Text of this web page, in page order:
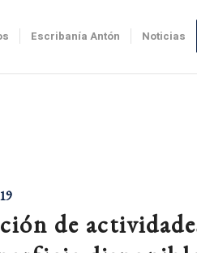
Escribanía Antón Noticias
de